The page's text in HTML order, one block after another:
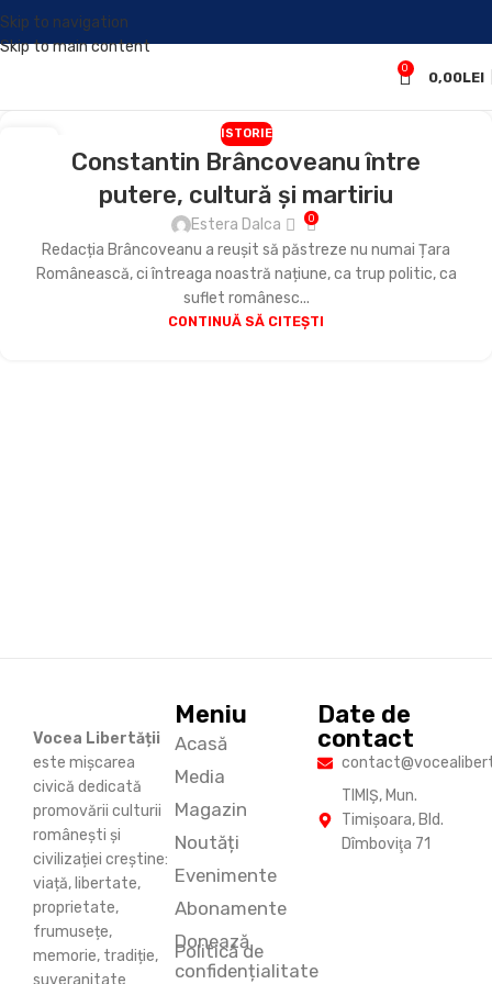
Skip to navigation
Skip to main content
0
0,00LEI
ISTORIE
Constantin Brâncoveanu între
putere, cultură și martiriu
Estera Dalca 0
Redacția Brâncoveanu a reușit să păstreze nu numai Țara
Românească, ci întreaga noastră națiune, ca trup politic, ca
suflet românesc...
CONTINUĂ SĂ CITEȘTI
Vocea Libertății
este mișcarea
civică dedicată
promovării culturii
românești și
civilizației creștine:
viață, libertate,
proprietate,
frumusețe,
memorie, tradiție,
suveranitate
Meniu
Acasă
Media
Magazin
Noutăți
Evenimente
Abonamente
Donează
Politică de
confidențialitate
Date de
contact
TIMIŞ, Mun.
Timişoara, Bld.
Dîmboviţa 71